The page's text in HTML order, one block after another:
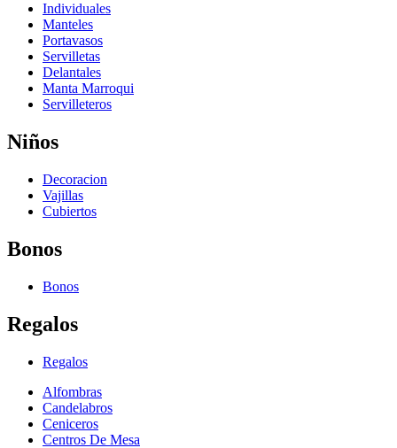
Individuales
Manteles
Portavasos
Servilletas
Delantales
Manta Marroqui
Servilleteros
Niños
Decoracion
Vajillas
Cubiertos
Bonos
Bonos
Regalos
Regalos
Alfombras
Candelabros
Ceniceros
Centros De Mesa